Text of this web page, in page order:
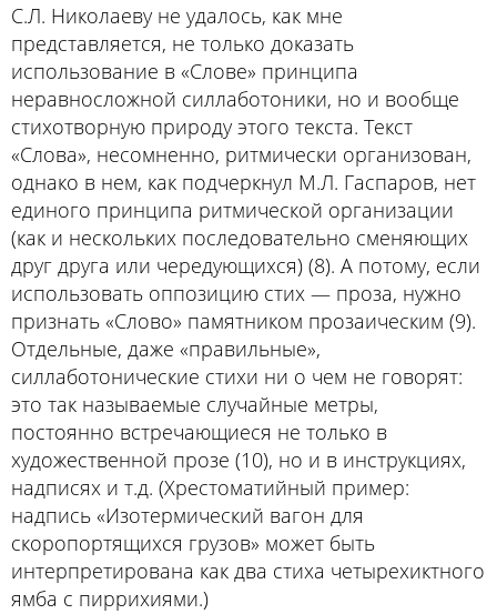
С.Л. Николаеву не удалось, как мне
представляется, не только доказать
использование в «Слове» принципа
неравносложной силлаботоники, но и вообще
стихотворную природу этого текста. Текст
«Слова», несомненно, ритмически организован,
однако в нем, как подчеркнул М.Л. Гаспаров, нет
единого принципа ритмической организации
(как и нескольких последовательно сменяющих
друг друга или чередующихся) (8). А потому, если
использовать оппозицию стих — проза, нужно
признать «Слово» памятником прозаическим (9).
Отдельные, даже «правильные»,
силлаботонические стихи ни о чем не говорят:
это так называемые случайные метры,
постоянно встречающиеся не только в
художественной прозе (10), но и в инструкциях,
надписях и т.д. (Хрестоматийный пример:
надпись «Изотермический вагон для
скоропортящихся грузов» может быть
интерпретирована как два стиха четырехиктного
ямба с пиррихиями.)